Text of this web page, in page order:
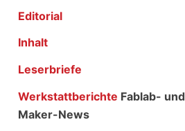
Editorial
Inhalt
Leserbriefe
Werkstattberichte Fablab- und
Maker-News